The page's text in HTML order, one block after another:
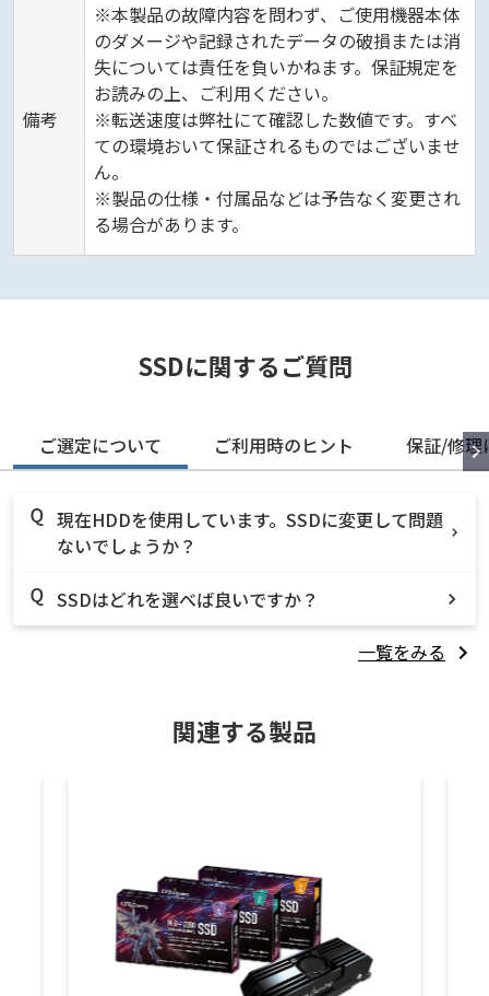
備考
※本製品の故障内容を問わず、ご使用機器本体
のダメージや記録されたデータの破損または消
失については責任を負いかねます。保証規定を
お読みの上、ご利用ください。
※転送速度は弊社にて確認した数値です。すべ
ての環境おいて保証されるものではございませ
ん。
※製品の仕様・付属品などは予告なく変更され
る場合があります。
SSDに関するご質問
ご選定について ご利用時のヒント 保証/修理
現在HDDを使用しています。SSDに変更して問題
ないでしょうか？
SSDはどれを選べば良いですか？
一覧をみる
関連する製品